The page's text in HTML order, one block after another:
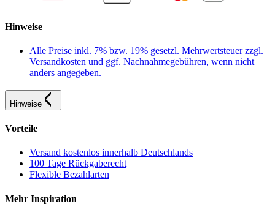
Hinweise
Alle Preise inkl. 7% bzw. 19% gesetzl. Mehrwertsteuer zzgl.
Versandkosten und ggf. Nachnahmegebühren, wenn nicht
anders angegeben.
Hinweise
Vorteile
Versand kostenlos innerhalb Deutschlands
100 Tage Rückgaberecht
Flexible Bezahlarten
Mehr Inspiration